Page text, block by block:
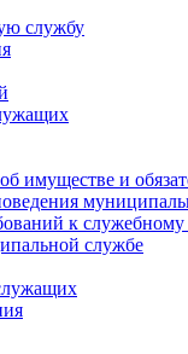
службу
имуществе и
к
службе